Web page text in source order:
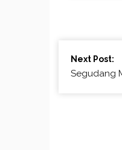
Continue
Reading
Next Post:
Segudang